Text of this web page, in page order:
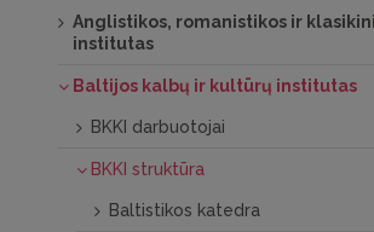
Anglistikos, romanistikos ir
institutas
Baltijos kalbų ir kultūrų institutas
BKKI darbuotojai
BKKI struktūra
Baltistikos katedra